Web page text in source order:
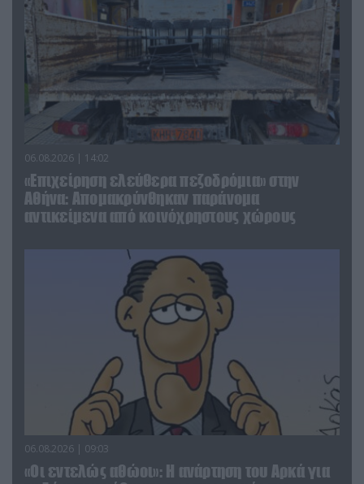
06.08.2026 | 14:02
«Επιχείρηση ελεύθερα πεζοδρόμια» στην
Αθήνα: Απομακρύνθηκαν παράνομα
αντικείμενα από κοινόχρηστους χώρους
06.08.2026 | 09:03
«Οι εντελώς αθώοι»: Η ανάρτηση του Αρκά για